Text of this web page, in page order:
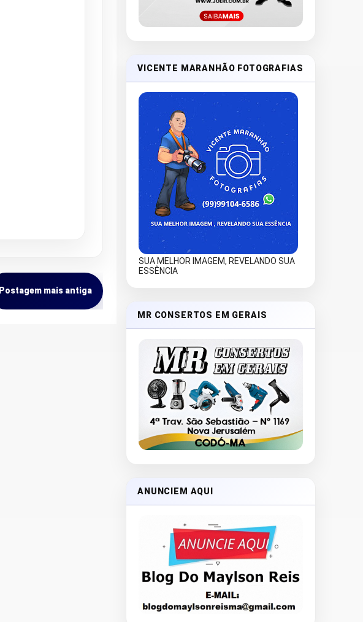
Postagem mais antiga
VICENTE MARANHÃO FOTOGRAFIAS
SUA MELHOR IMAGEM, REVELANDO SUA
ESSÊNCIA
MR CONSERTOS EM GERAIS
ANUNCIEM AQUI